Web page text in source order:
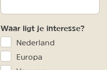
Waar ligt je interesse?
Nederland
Europa